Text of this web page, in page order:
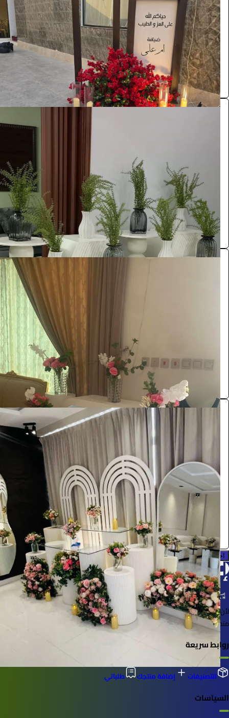
605
/ اليوم
الرياض
تنسيق حفلات الرياض
0.0 (0)
الرياض
طاولات كراسي
0.0 (0)
مستلزمات حفلات ومناسبات
0.0 (0)
طاولات استقبال
الضيافة والمناسبات
/ اليوم
الرياض
مستلزمات حفلات
0.0 (0)
احجز الآن
لأن الأشياء خُلقت لتُستخدم
منصة لإعارة واستعارة المنتجات بسهولة وأمان
روابط سريعة
التصنيفات إضافة منتجك طلباتي
السياسات